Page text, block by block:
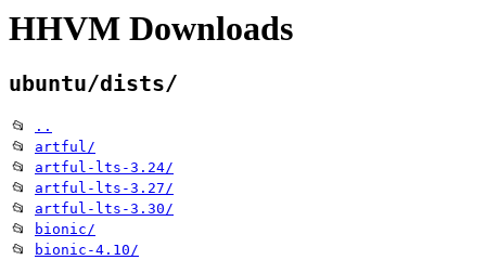
HHVM Downloads
ubuntu/dists/
📂
..
📂 artful/
📂 artful-lts-3.24/
📂 artful-lts-3.27/
📂 artful-lts-3.30/
📂
bionic/
📂
bionic-4.10/